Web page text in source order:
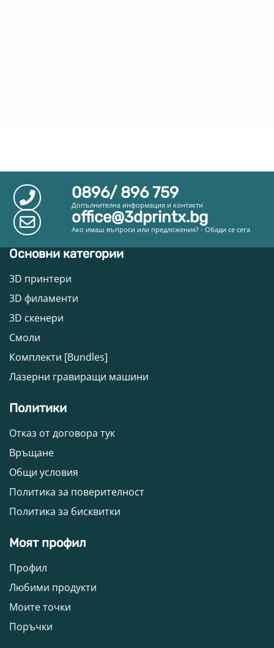
0896/ 896 759
Допълнителна информация и контакти
office@3dprintx.bg
Ако имаш въпроси или предложения? - Обади се сега
Основни категории
3D принтери
3D филаменти
3D скенери
Смоли
Комплекти [Bundles]
Лазерни гравиращи машини
Политики
Отказ от договора тук
Връщане
Общи условия
Политика за поверителност
Политика за бисквитки
Моят профил
Профил
Любими продукти
Моите точки
Поръчки